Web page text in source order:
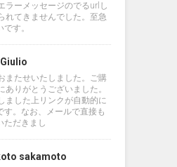
ラーメッセージのでるurlし
れてきませんでした。至急
す。
またせいたしました。ご購
ありがとうございました。
ました上リンクが自動的に
す。なお、メールで直接も
ただきまし
sakamoto